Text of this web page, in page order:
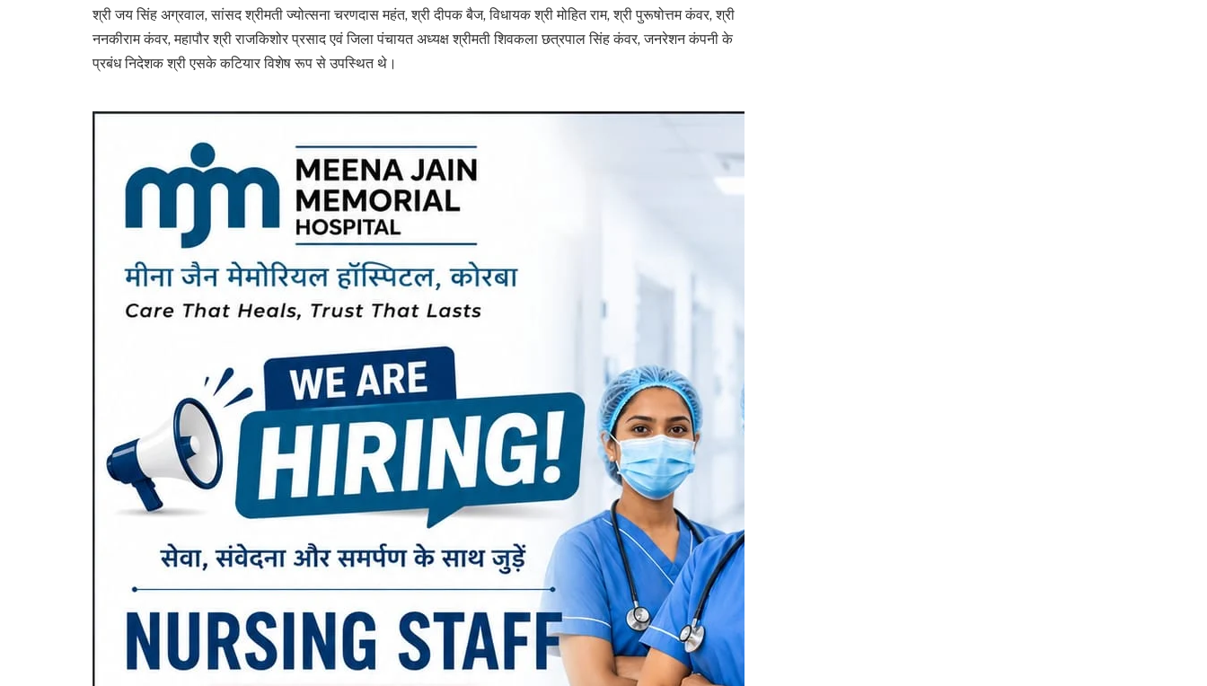
श्री जय सिंह अग्रवाल, सांसद श्रीमती ज्योत्सना चरणदास महंत, श्री दीपक बैज, विधायक श्री मोहित राम, श्री पुरूषोत्तम कंवर, श्री
ननकीराम कंवर, महापौर श्री राजकिशोर प्रसाद एवं जिला पंचायत अध्यक्ष श्रीमती शिवकला छत्रपाल सिंह कंवर, जनरेशन कंपनी के
प्रबंध निदेशक श्री एसके कटियार विशेष रूप से उपस्थित थे।